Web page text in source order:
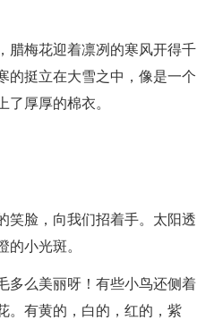
腊梅花迎着凛冽的寒风开得千
的挺立在大雪之中，像是一个
厚厚的棉衣。
笑脸，向我们招着手。太阳透
小光斑。
多么美丽呀！有些小鸟还侧着
。有黄的，白的，红的，紫